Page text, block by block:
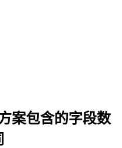
案包含的字段数